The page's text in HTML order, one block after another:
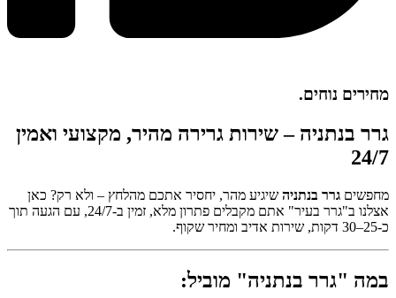
מחירים נוחים.
גרר בנתניה – שירות גרירה מהיר, מקצועי ואמין
24/7
מחפשים גרר בנתניה שיגיע מהר, יחסיר אתכם מהלחץ – ולא רק? כאן
אצלנו ב"גרר בעיר" אתם מקבלים פתרון מלא, זמין ב-24/7, עם הגעה תוך
כ-25–30 דקות, שירות אדיב ומחיר שקוף.
במה "גרר בנתניה" מוביל: